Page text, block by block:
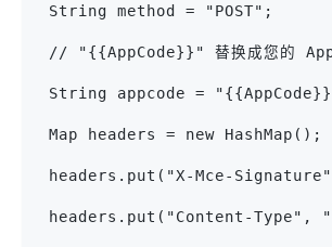
String method = "POST";
// "{{AppCode}}" 替换成您的
String appcode =
Map headers = new HashMap();
headers.put("X-Mce-
headers.put("Content-Type",